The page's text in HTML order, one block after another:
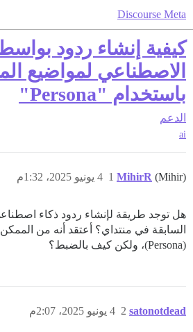
Discourse Meta
كيفية إنشاء ردود
الاصطناعي لمواضيع
باستخدام "Persona"
الدعم
ai
MihirR (Mihir) 4 يونيو 2025، 1:32م 1
هل توجد طريقة لإنشاء ردود ذكاء
السابقة في منتداي؟ أعتقد أنه من
(Persona)، ولكن كيف بالضبط؟
satonotdead 4 يونيو 2025، 2:07م 2